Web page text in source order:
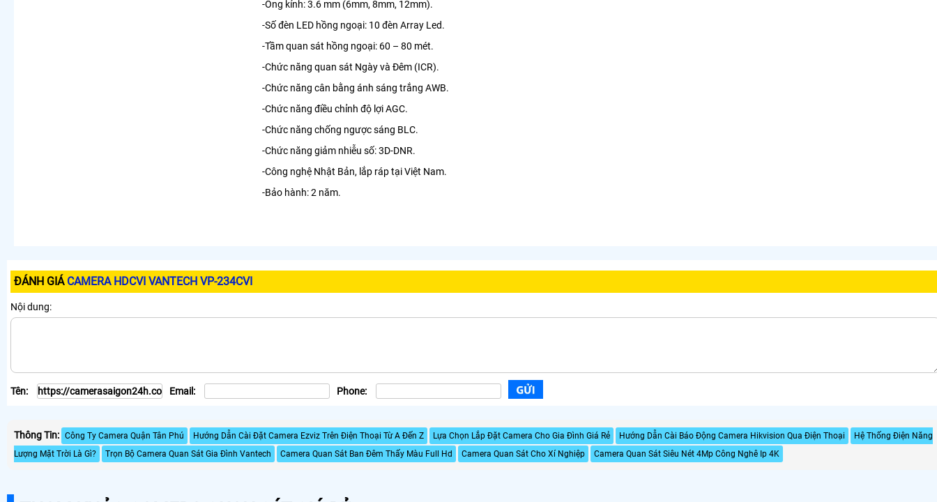
-Ống kính: 3.6 mm (6mm, 8mm, 12mm).
-Số đèn LED hồng ngoại: 10 đèn Array Led.
-Tầm quan sát hồng ngoại: 60 – 80 mét.
-Chức năng quan sát Ngày và Đêm (ICR).
-Chức năng cân bằng ánh sáng trắng AWB.
-Chức năng điều chỉnh độ lợi AGC.
-Chức năng chống ngược sáng BLC.
-Chức năng giảm nhiễu số: 3D-DNR.
-Công nghệ Nhật Bản, lắp ráp tại Việt Nam.
-Bảo hành: 2 năm.
ĐÁNH GIÁ CAMERA HDCVI VANTECH VP-234CVI
Nội dung:
Tên: Email: Phone:
Thông Tin: Công Ty Camera Quận Tân Phú Hướng Dẫn Cài Đặt Camera Ezviz Trên Điện Thoại Từ A Đến Z Lựa Chọn Lắp Đặt Camera Cho Gia Đình Giá Rẻ Hướng Dẫn Cài Báo Động Camera Hikvision Qua Điện Thoại
Hệ Thống Điện Năng
Lượng Mặt Trời Là Gì?
Trọn Bộ Camera Quan Sát Gia Đình Vantech Camera Quan Sát Ban Đêm Thấy Màu Full Hd Camera Quan Sát Cho Xí Nghiệp Camera Quan Sát Siêu Nét 4Mp Công Nghê Ip 4K